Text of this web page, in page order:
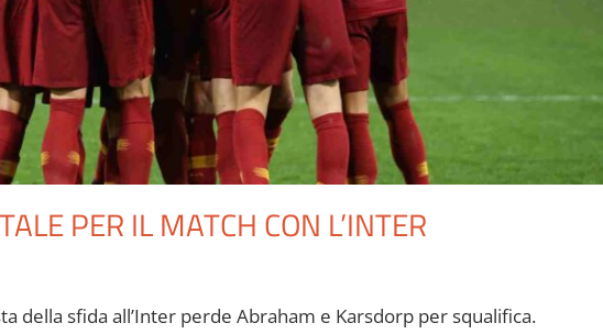
PER IL MATCH CON L’INTER
della sfida all’Inter perde Abraham e Karsdorp per squalifica.